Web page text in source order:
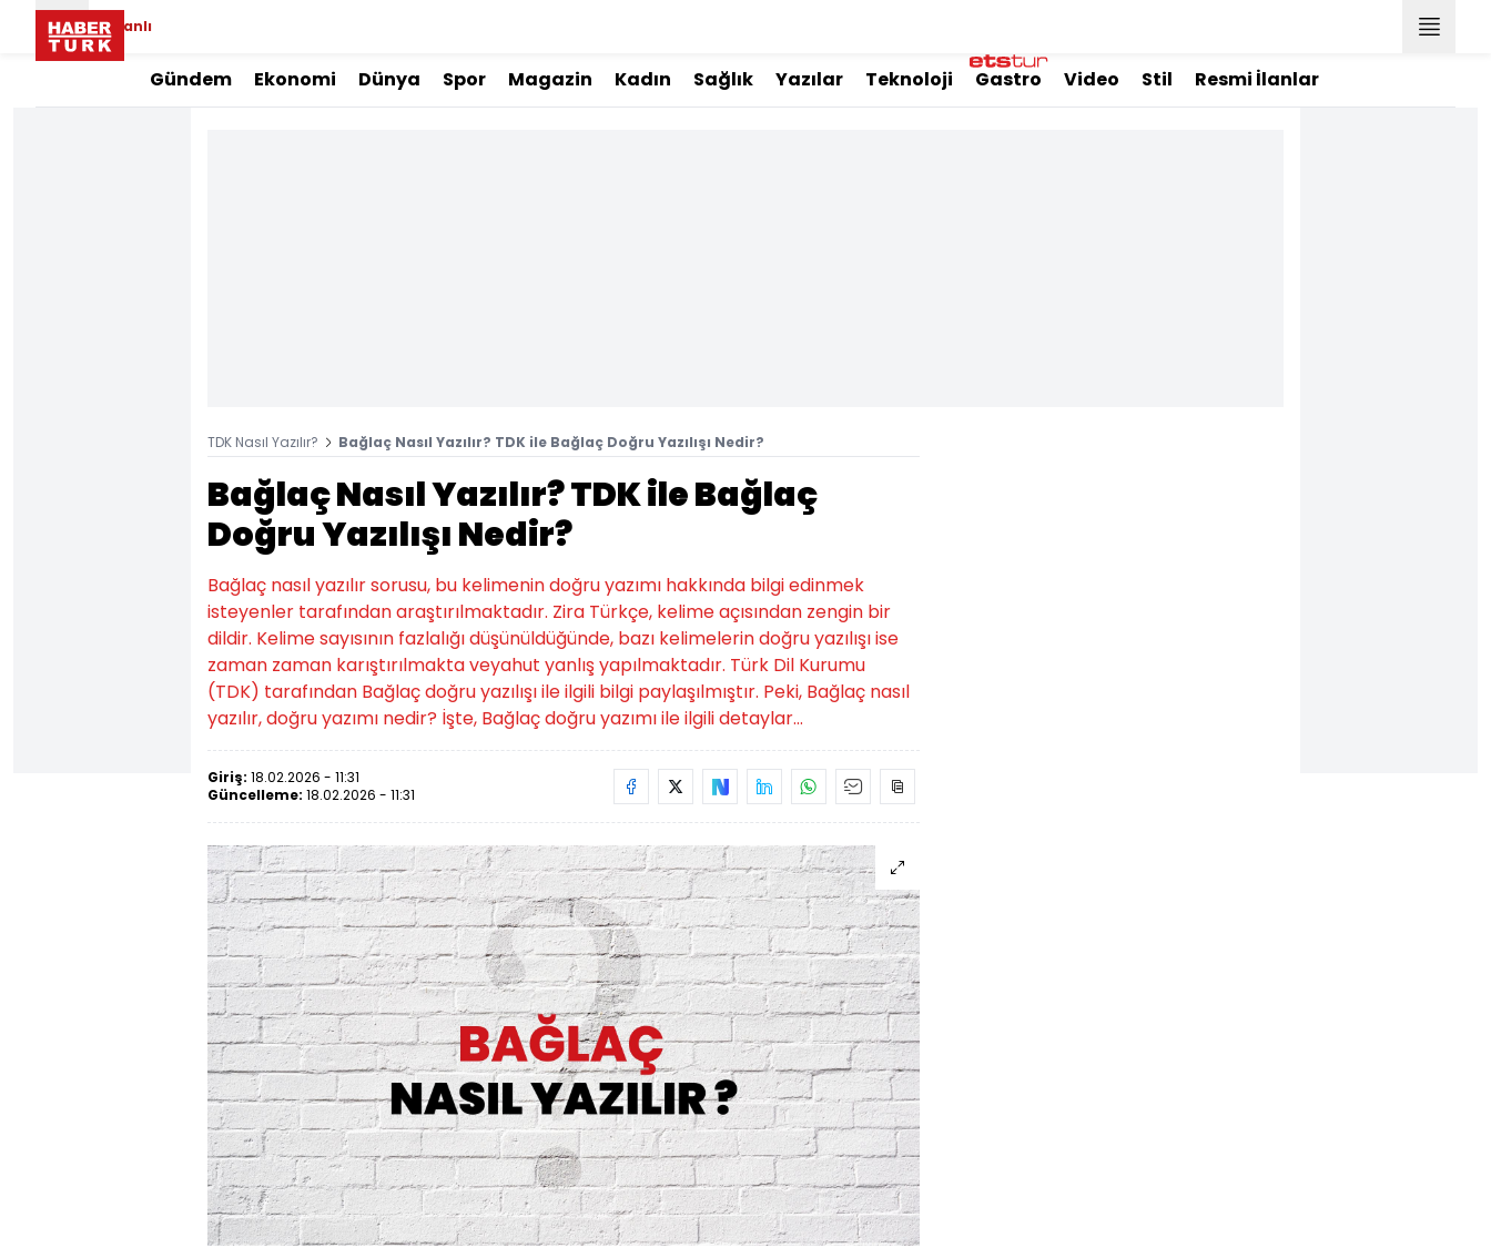
Canlı
Gündem Ekonomi Dünya Spor Magazin Kadın Sağlık Yazılar Teknoloji Gastro Video Stil Resmi İlanlar
TDK Nasıl Yazılır? Bağlaç Nasıl Yazılır? TDK ile Bağlaç Doğru Yazılışı Nedir?
Bağlaç Nasıl Yazılır? TDK ile Bağlaç
Doğru Yazılışı Nedir?
Bağlaç nasıl yazılır sorusu, bu kelimenin doğru yazımı hakkında bilgi edinmek
isteyenler tarafından araştırılmaktadır. Zira Türkçe, kelime açısından zengin bir
dildir. Kelime sayısının fazlalığı düşünüldüğünde, bazı kelimelerin doğru yazılışı ise
zaman zaman karıştırılmakta veyahut yanlış yapılmaktadır. Türk Dil Kurumu
(TDK) tarafından Bağlaç doğru yazılışı ile ilgili bilgi paylaşılmıştır. Peki, Bağlaç nasıl
yazılır, doğru yazımı nedir? İşte, Bağlaç doğru yazımı ile ilgili detaylar...
Giriş: 18.02.2026 - 11:31
Güncelleme: 18.02.2026 - 11:31